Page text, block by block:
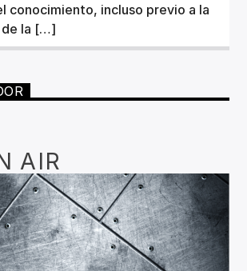
conocimiento, incluso previo a la
de la […]
AIR